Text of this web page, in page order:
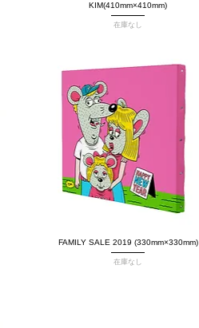
クイックビュー
KIM(410mm×410mm)
在庫なし
クイックビュー
FAMILY SALE 2019 (330mm×330mm)
在庫なし